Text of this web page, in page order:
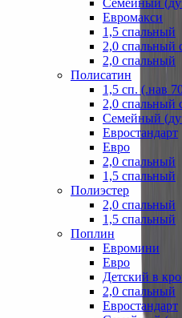
Евромакси
1,5 спальный
2,0 спальный
2,0 спальный
Полисатин
1,5 сп. (.нав
2,0 спальный
Семейный
Евростандарт
Евро
2,0 спальный
1,5 спальный
Полиэстер
2,0 спальный
1,5 спальный
Поплин
Евромини
Евро
Детский в
2,0 спальный
Евростандарт